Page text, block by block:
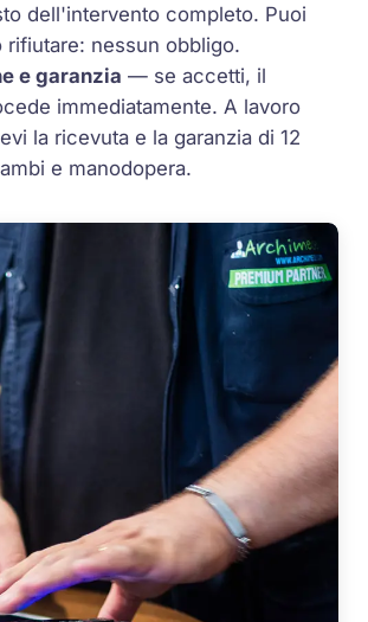
dell'intervento completo. Puoi
rifiutare: nessun obbligo.
e garanzia — se accetti, il
immediatamente. A lavoro
la ricevuta e la garanzia di 12
e manodopera.